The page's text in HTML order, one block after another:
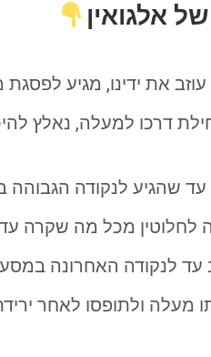
אלגואין
את ידינו, מגיע
דרכו למעלה, נאלץ
שהגיע לנקודה הגבוהה
מכל מה שקרה
עד לנקודה האחרונה
מעלה ולתופסו לאחר